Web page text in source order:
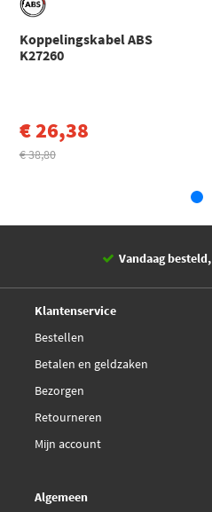
Koppelingskabel ABS
K27260
€ 26,38
€ 38,80
Vandaag besteld,
Klantenservice
Bestellen
Betalen en geldzaken
Bezorgen
Retourneren
Mijn account
Algemeen